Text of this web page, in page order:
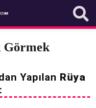
Görmek
Yapılan Rüya
: